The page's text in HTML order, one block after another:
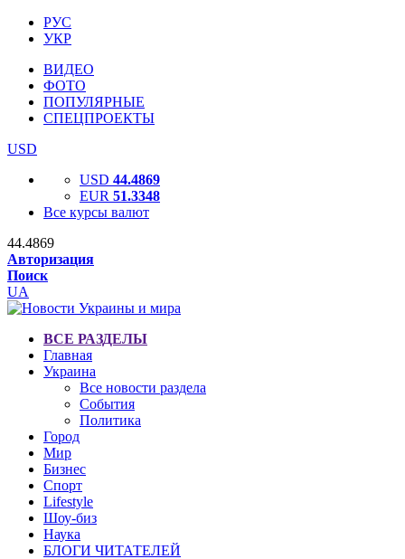
РУС
УКР
ВИДЕО
ФОТО
ПОПУЛЯРНЫЕ
СПЕЦПРОЕКТЫ
USD
USD 44.4869
EUR 51.3348
Все курсы валют
44.4869
Авторизация
Поиск
UA
ВСЕ РАЗДЕЛЫ
Главная
Украина
Все новости раздела
События
Политика
Город
Мир
Бизнес
Спорт
Lifestyle
Шоу-биз
Наука
БЛОГИ ЧИТАТЕЛЕЙ